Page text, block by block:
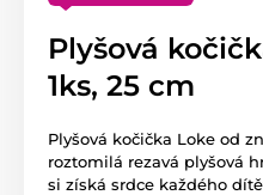
Plyšová
1ks, 25 cm
Plyšová kočička Loke od
roztomilá rezavá plyšová
si získá srdce každého